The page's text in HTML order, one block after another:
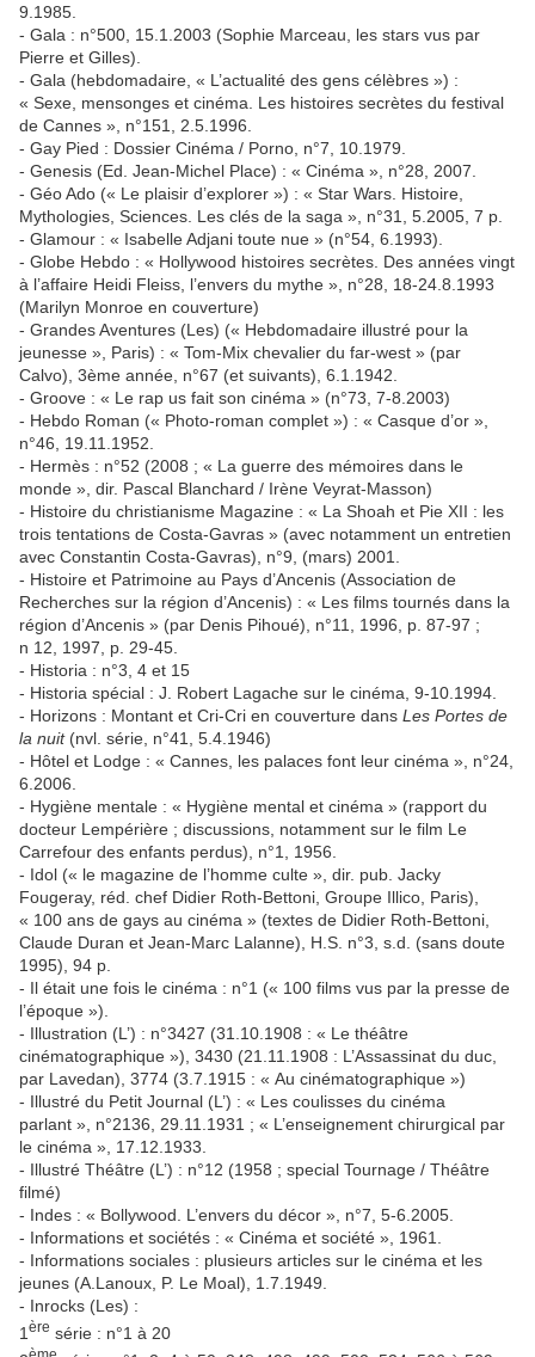
9.1985.
- Gala : n°500, 15.1.2003 (Sophie Marceau, les stars vus par
Pierre et Gilles).
- Gala (hebdomadaire, « L’actualité des gens célèbres ») :
« Sexe, mensonges et cinéma. Les histoires secrètes du festival
de Cannes », n°151, 2.5.1996.
- Gay Pied : Dossier Cinéma / Porno, n°7, 10.1979.
- Genesis (Ed. Jean-Michel Place) : « Cinéma », n°28, 2007.
- Géo Ado (« Le plaisir d’explorer ») : « Star Wars. Histoire,
Mythologies, Sciences. Les clés de la saga », n°31, 5.2005, 7 p.
- Glamour : « Isabelle Adjani toute nue » (n°54, 6.1993).
- Globe Hebdo : « Hollywood histoires secrètes. Des années vingt
à l’affaire Heidi Fleiss, l’envers du mythe », n°28, 18-24.8.1993
(Marilyn Monroe en couverture)
- Grandes Aventures (Les) (« Hebdomadaire illustré pour la
jeunesse », Paris) : « Tom-Mix chevalier du far-west » (par
Calvo), 3ème année, n°67 (et suivants), 6.1.1942.
- Groove : « Le rap us fait son cinéma » (n°73, 7-8.2003)
- Hebdo Roman (« Photo-roman complet ») : « Casque d’or »,
n°46, 19.11.1952.
- Hermès : n°52 (2008 ; « La guerre des mémoires dans le
monde », dir. Pascal Blanchard / Irène Veyrat-Masson)
- Histoire du christianisme Magazine : « La Shoah et Pie XII : les
trois tentations de Costa-Gavras » (avec notamment un entretien
avec Constantin Costa-Gavras), n°9, (mars) 2001.
- Histoire et Patrimoine au Pays d’Ancenis (Association de
Recherches sur la région d’Ancenis) : « Les films tournés dans la
région d’Ancenis » (par Denis Pihoué), n°11, 1996, p. 87-97 ;
n 12, 1997, p. 29-45.
- Historia : n°3, 4 et 15
- Historia spécial : J. Robert Lagache sur le cinéma, 9-10.1994.
- Horizons : Montant et Cri-Cri en couverture dans Les Portes de
la nuit(nvl. série, n°41, 5.4.1946)
- Hôtel et Lodge : « Cannes, les palaces font leur cinéma », n°24,
6.2006.
- Hygiène mentale : « Hygiène mental et cinéma » (rapport du
docteur Lempérière ; discussions, notamment sur le film Le
Carrefour des enfants perdus), n°1, 1956.
- Idol (« le magazine de l’homme culte », dir. pub. Jacky
Fougeray, réd. chef Didier Roth-Bettoni, Groupe Illico, Paris),
« 100 ans de gays au cinéma » (textes de Didier Roth-Bettoni,
Claude Duran et Jean-Marc Lalanne), H.S. n°3, s.d. (sans doute
1995), 94 p.
- Il était une fois le cinéma : n°1 (« 100 films vus par la presse de
l’époque »).
- Illustration (L’) : n°3427 (31.10.1908 : « Le théâtre
cinématographique »), 3430 (21.11.1908 : L’Assassinat du duc,
par Lavedan), 3774 (3.7.1915 : « Au cinématographique »)
- Illustré du Petit Journal (L’) : « Les coulisses du cinéma
parlant », n°2136, 29.11.1931 ; « L’enseignement chirurgical par
le cinéma », 17.12.1933.
- Illustré Théâtre (L’) : n°12 (1958 ; special Tournage / Théâtre
filmé)
- Indes : « Bollywood. L’envers du décor », n°7, 5-6.2005.
- Informations et sociétés : « Cinéma et société », 1961.
- Informations sociales : plusieurs articles sur le cinéma et les
jeunes (A.Lanoux, P. Le Moal), 1.7.1949.
- Inrocks (Les) :
1 ère série : n°1 à 20
ème